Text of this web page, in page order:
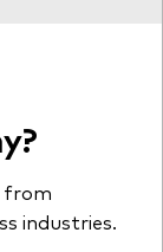
from
industries.